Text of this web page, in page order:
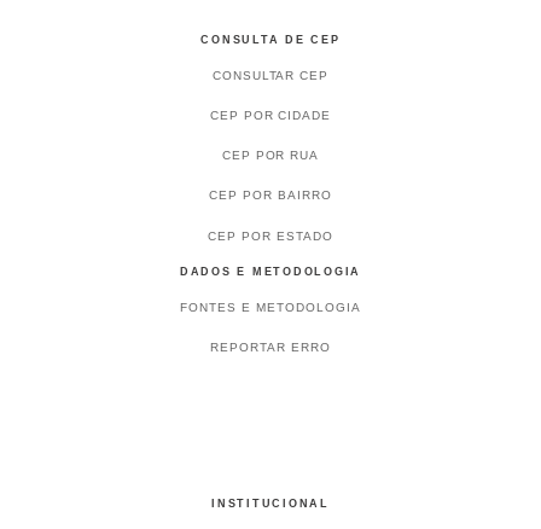
CONSULTA DE CEP
CONSULTAR CEP
CEP POR CIDADE
CEP POR RUA
CEP POR BAIRRO
CEP POR ESTADO
DADOS E METODOLOGIA
FONTES E METODOLOGIA
REPORTAR ERRO
INSTITUCIONAL